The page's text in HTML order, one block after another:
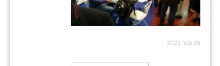
26 פבר 2025